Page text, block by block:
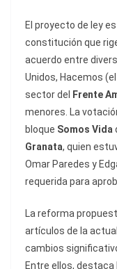
El proyecto de ley
constitución que
acuerdo entre
Unidos, Hacemos
sector del
Frente
menores. La
bloque Somos Vida
Granata, quien
Omar Paredes y
requerida para
La reforma
artículos de la
cambios
Entre ellos, destaca